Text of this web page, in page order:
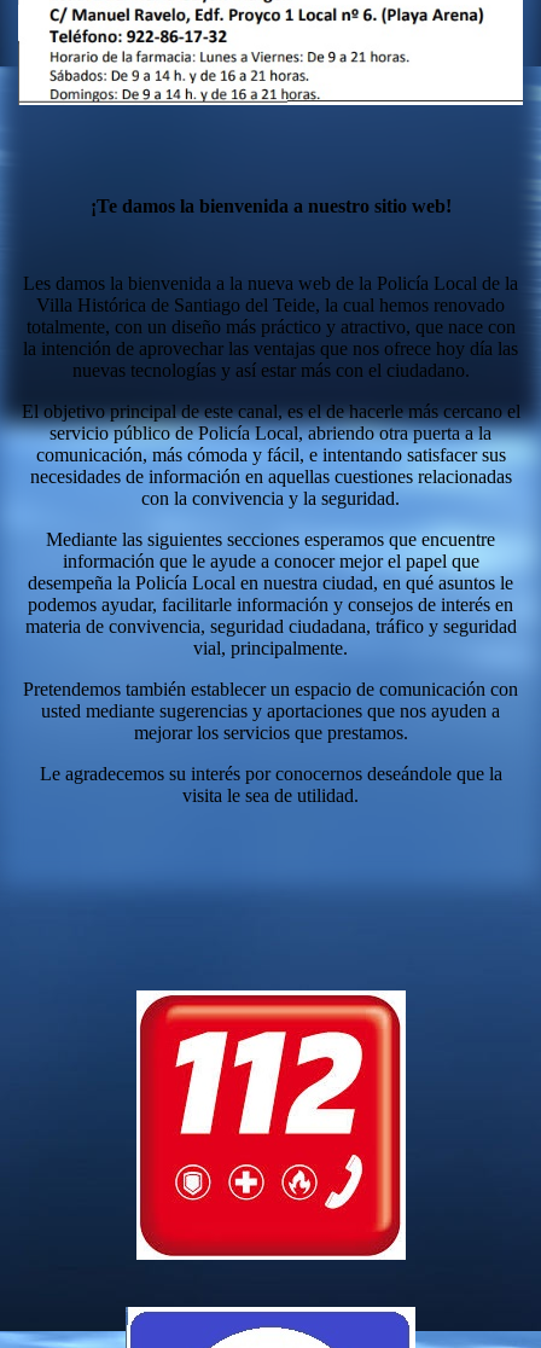
¡Te damos la bienvenida a nuestro sitio web!
Les damos la bienvenida a la nueva web de la Policía Local de la
Villa Histórica de Santiago del Teide, la cual hemos renovado
totalmente, con un diseño más práctico y atractivo, que nace con
la intención de aprovechar las ventajas que nos ofrece hoy día las
nuevas tecnologías y así estar más con el ciudadano.
El objetivo principal de este canal, es el de hacerle más cercano el
servicio público de Policía Local, abriendo otra puerta a la
comunicación, más cómoda y fácil, e intentando satisfacer sus
necesidades de información en aquellas cuestiones relacionadas
con la convivencia y la seguridad.
Mediante las siguientes secciones esperamos que encuentre
información que le ayude a conocer mejor el papel que
desempeña la Policía Local en nuestra ciudad, en qué asuntos le
podemos ayudar, facilitarle información y consejos de interés en
materia de convivencia, seguridad ciudadana, tráfico y seguridad
vial, principalmente.
Pretendemos también establecer un espacio de comunicación con
usted mediante sugerencias y aportaciones que nos ayuden a
mejorar los servicios que prestamos.
Le agradecemos su interés por conocernos deseándole que la
visita le sea de utilidad.